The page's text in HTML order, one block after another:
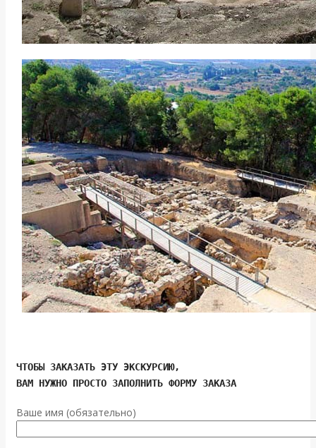
ЧТОБЫ ЗАКАЗАТЬ ЭТУ ЭКСКУРСИЮ,
ВАМ НУЖНО ПРОСТО ЗАПОЛНИТЬ ФОРМУ ЗАКАЗА
Ваше имя (обязательно)